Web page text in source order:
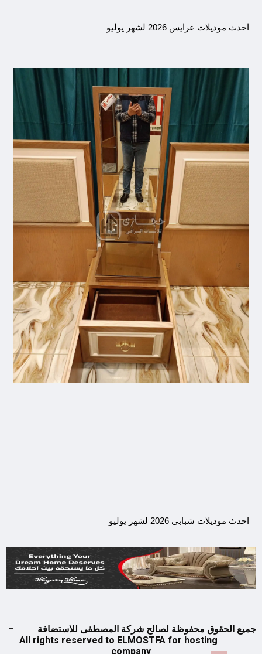
احدث موديلات عرايس 2026 لشهر يوليو
احدث موديلات شبابى 2026 لشهر يوليو
جميع الحقوق محفوظة لصالح شركة المصطفى للاستضافة –
All rights reserved to ELMOSTFA for hosting